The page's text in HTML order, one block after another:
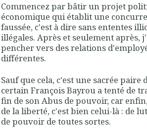
Commencez par bâtir un projet
économique qui établit une
faussée, c'est à dire sans ententes
illégales. Après et seulement après,
pencher vers des relations
différentes.
Sauf que cela, c'est une sacrée paire
certain François Bayrou a tenté de
fin de son Abus de pouvoir, car
de la liberté, c'est bien celui-là : de
de pouvoir de toutes sortes.